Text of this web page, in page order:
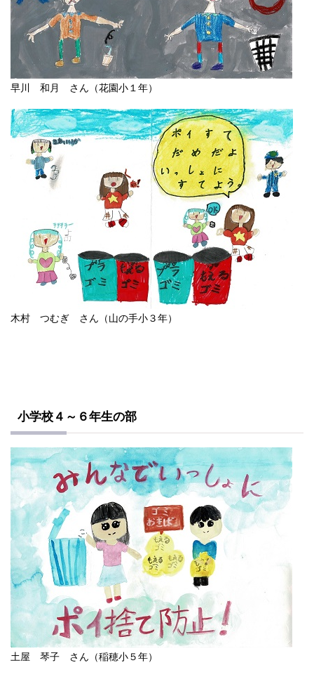
早川 和月 さん（花園小１年）
木村 つむぎ さん（山の手小３年）
小学校４～６年生の部
土屋 琴子 さん（稲穂小５年）